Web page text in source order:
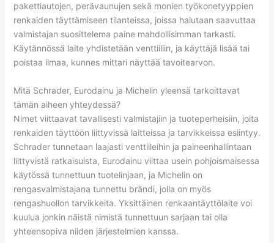
pakettiautojen, perävaunujen sekä monien työkonetyyppien
renkaiden täyttämiseen tilanteissa, joissa halutaan saavuttaa
valmistajan suosittelema paine mahdollisimman tarkasti.
Käytännössä laite yhdistetään venttiiliin, ja käyttäjä lisää tai
poistaa ilmaa, kunnes mittari näyttää tavoitearvon.
Mitä Schrader, Eurodainu ja Michelin yleensä tarkoittavat
tämän aiheen yhteydessä?
Nimet viittaavat tavallisesti valmistajiin ja tuoteperheisiin, joita
renkaiden täyttöön liittyvissä laitteissa ja tarvikkeissa esiintyy.
Schrader tunnetaan laajasti venttiileihin ja paineenhallintaan
liittyvistä ratkaisuista, Eurodainu viittaa usein pohjoismaisessa
käytössä tunnettuun tuotelinjaan, ja Michelin on
rengasvalmistajana tunnettu brändi, jolla on myös
rengashuollon tarvikkeita. Yksittäinen renkaantäyttölaite voi
kuulua jonkin näistä nimistä tunnettuun sarjaan tai olla
yhteensopiva niiden järjestelmien kanssa.